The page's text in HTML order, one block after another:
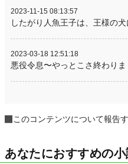
2023-11-15 08:13:57
したがり人魚王子は、王様の
2023-03-18 12:51:18
悪役令息〜やっとこさ終わりま
このコンテンツについて報告
あなたにおすすめの